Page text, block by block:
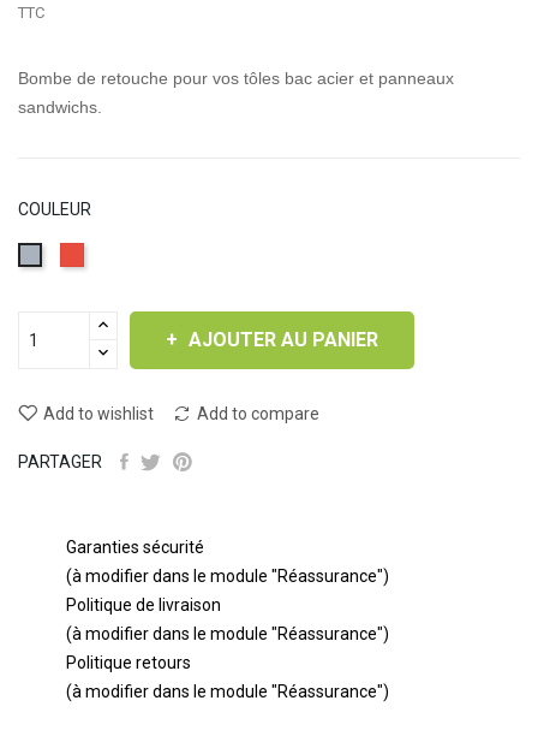
TTC
Bombe de retouche pour vos tôles bac acier et panneaux
sandwichs.
COULEUR
AJOUTER AU PANIER
Add to wishlist Add to compare
PARTAGER
Garanties sécurité
(à modifier dans le module "Réassurance")
Politique de livraison
(à modifier dans le module "Réassurance")
Politique retours
(à modifier dans le module "Réassurance")